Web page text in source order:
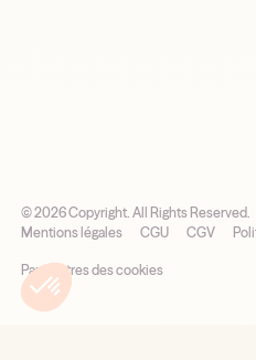
©2026Copyright. All Rights Reserved.
Mentions légales
CGU CGV
Paramètres des cookies